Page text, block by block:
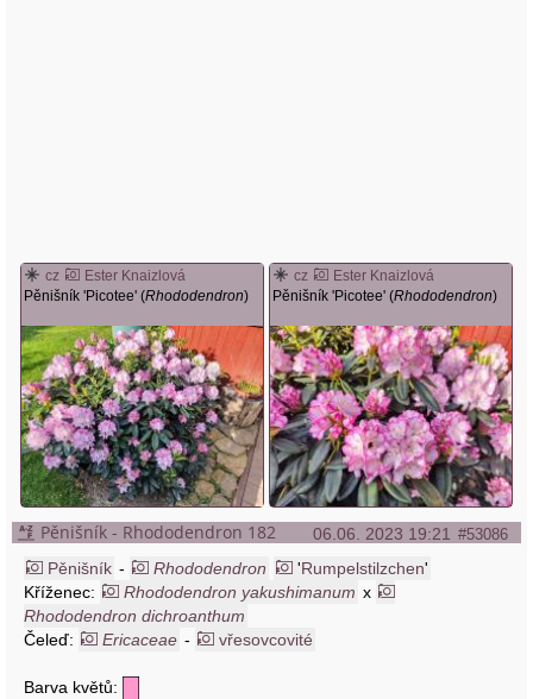
cz
Ester Knaizlová
Pěnišník 'Picotee' (Rhododendron)
cz
Ester Knaizlová
Pěnišník 'Picotee' (Rhododendron)
06.06. 2023 19:21 #53086
Pěnišník - Rhododendron 182
Pěnišník - Rhododendron 'Rumpelstilzchen'
Kříženec:
Rhododendron yakushimanum x
Rhododendron dichroanthum
Čeleď:
Ericaceae - vřesovcovité
Barva květů: